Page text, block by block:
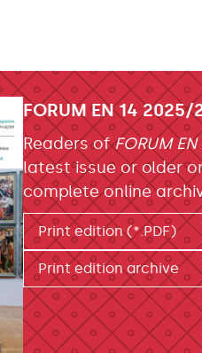
FORUM EN 14 2025/
Readers ofFORUM EN
latest issue or older
complete online
Print edition (*.PDF)
Print edition archive